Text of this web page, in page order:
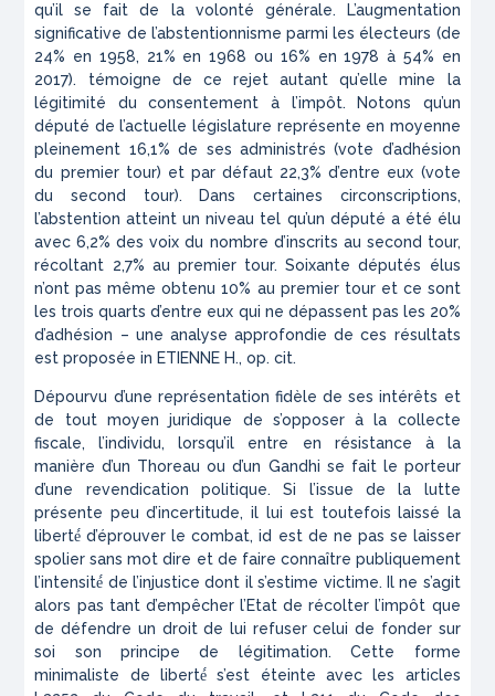
qu’il se fait de la volonté générale. L’augmentation
significative de l’abstentionnisme parmi les électeurs (de
24% en 1958, 21% en 1968 ou 16% en 1978 à 54% en
2017). témoigne de ce rejet autant qu’elle mine la
légitimité du consentement à l’impôt. Notons qu’un
député de l’actuelle législature représente en moyenne
pleinement 16,1% de ses administrés (vote d’adhésion
du premier tour) et par défaut 22,3% d’entre eux (vote
du second tour). Dans certaines circonscriptions,
l’abstention atteint un niveau tel qu’un député a été élu
avec 6,2% des voix du nombre d’inscrits au second tour,
récoltant 2,7% au premier tour. Soixante députés élus
n’ont pas même obtenu 10% au premier tour et ce sont
les trois quarts d’entre eux qui ne dépassent pas les 20%
d’adhésion – une analyse approfondie de ces résultats
est proposée in ETIENNE H.,op. cit.
Dépourvu d’une représentation fidèle de ses intérêts et
de tout moyen juridique de s’opposer à la collecte
fiscale, l’individu, lorsqu’il entre en résistance à la
manière d’un Thoreau ou d’un Gandhi se fait le porteur
d’une revendication politique. Si l’issue de la lutte
présente peu d’incertitude, il lui est toutefois laissé la
liberté́ d’éprouver le combat,id est de ne pas se laisser
spolier sans mot dire et de faire connaître publiquement
l’intensité́ de l’injustice dont il s’estime victime. Il ne s’agit
alors pas tant d’empêcher l’Etat de récolter l’impôt que
de défendre un droit de lui refuser celui de fonder sur
soi son principe de légitimation. Cette forme
minimaliste de liberté́ s’est éteinte avec les articles